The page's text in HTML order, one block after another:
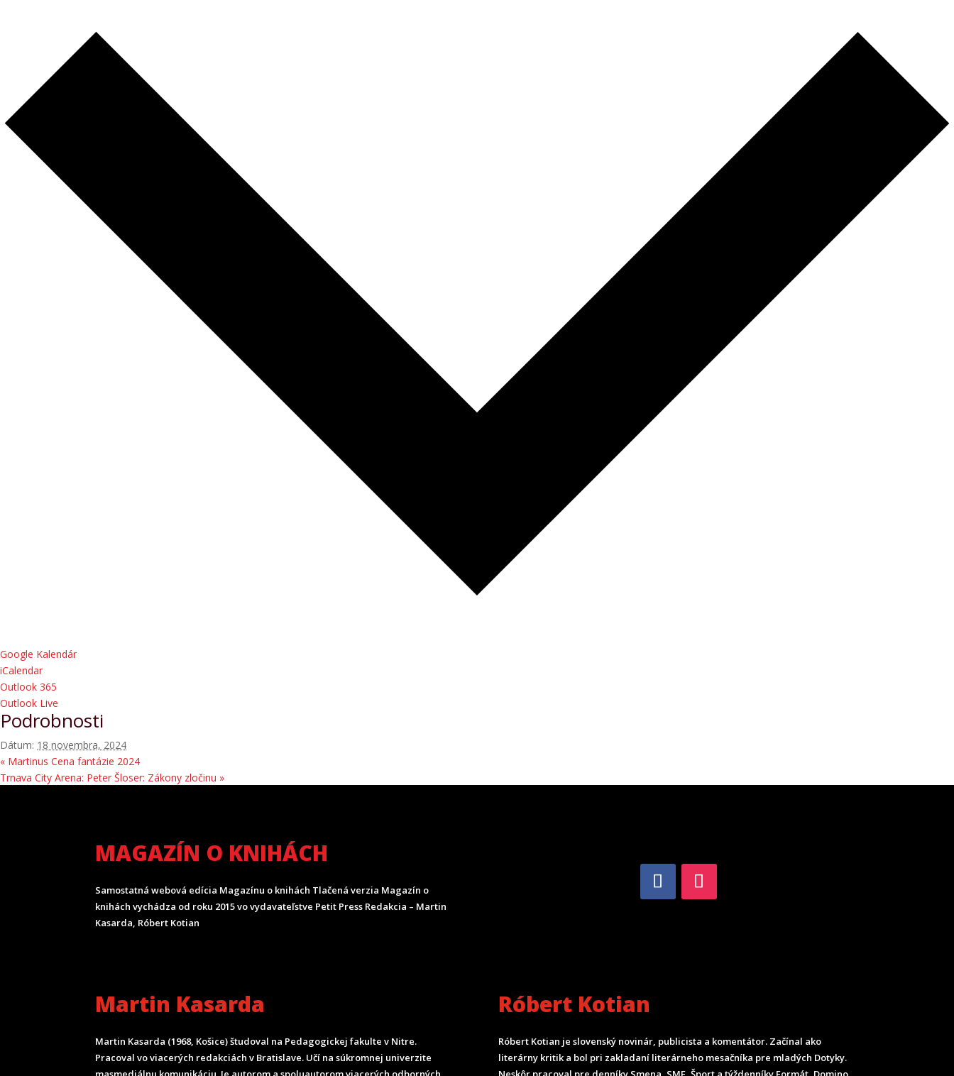
Google Kalendár
iCalendar
Outlook 365
Outlook Live
Podrobnosti
Dátum: 18 novembra, 2024
« Martinus Cena fantázie 2024
Trnava City Arena: Peter Šloser: Zákony zločinu »
MAGAZÍN O KNIHÁCH
Samostatná webová edícia Magazínu o knihách Tlačená verzia Magazín o
knihách vychádza od roku 2015 vo vydavateľstve Petit Press Redakcia – Martin
Kasarda, Róbert Kotian
Martin Kasarda
Martin Kasarda (1968, Košice) študoval na Pedagogickej fakulte v Nitre.
Pracoval vo viacerých redakciách v Bratislave. Učí na súkromnej univerzite
Róbert Kotian
Róbert Kotian je slovenský novinár, publicista a komentátor. Začínal ako
literárny kritik a bol pri zakladaní literárneho mesačníka pre mladých Dotyky.